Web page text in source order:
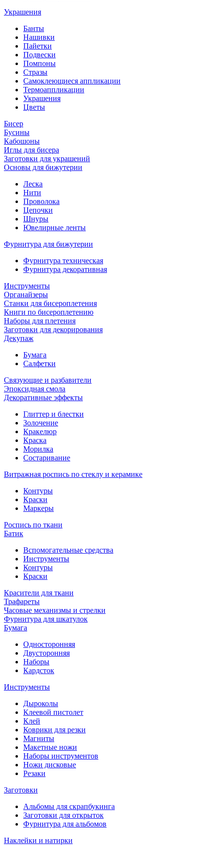
Украшения
Банты
Нашивки
Пайетки
Подвески
Помпоны
Стразы
Самоклеющиеся аппликации
Термоаппликации
Украшения
Цветы
Бисер
Бусины
Кабошоны
Иглы для бисера
Заготовки для украшений
Основы для бижутерии
Леска
Нити
Проволока
Цепочки
Шнуры
Ювелирные ленты
Фурнитура для бижутерии
Фурнитура техническая
Фурнитура декоративная
Инструменты
Органайзеры
Станки для бисероплетения
Книги по бисероплетению
Наборы для плетения
Заготовки для декорирования
Декупаж
Бумага
Салфетки
Связующие и разбавители
Эпоксидная смола
Декоративные эффекты
Глиттер и блестки
Золочение
Кракелюр
Краска
Морилка
Состаривание
Витражная роспись по стеклу и керамике
Контуры
Краски
Маркеры
Роспись по ткани
Батик
Вспомогательные средства
Инструменты
Контуры
Краски
Красители для ткани
Трафареты
Часовые механизмы и стрелки
Фурнитура для шкатулок
Бумага
Односторонняя
Двусторонняя
Наборы
Кардсток
Инструменты
Дыроколы
Клеевой пистолет
Клей
Коврики для резки
Магниты
Макетные ножи
Наборы инструментов
Ножи дисковые
Резаки
Заготовки
Альбомы для скрапбукинга
Заготовки для открыток
Фурнитура для альбомов
Наклейки и натирки